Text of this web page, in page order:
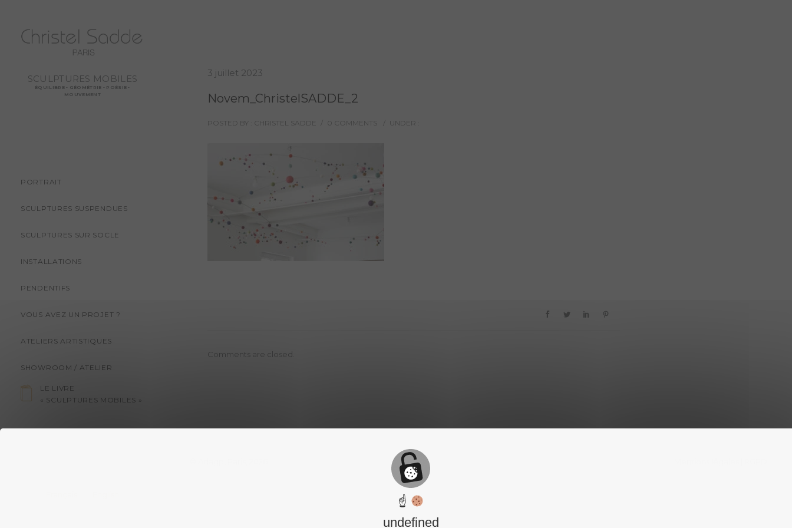
SCULPTURES MOBILES
ÉQUILIBRE - GÉOMÉTRIE - POÉSIE -
MOUVEMENT
PORTRAIT
SCULPTURES SUSPENDUES
SCULPTURES SUR SOCLE
INSTALLATIONS
PENDENTIFS
VOUS AVEZ UN PROJET ?
ATELIERS ARTISTIQUES
SHOWROOM / ATELIER
LE LIVRE
« SCULPTURES MOBILES »
3 juillet 2023
Novem_ChristelSADDE_2
POSTED BY : CHRISTEL SADDE 0 COMMENTS UNDER :
Comments are closed.
☝
undefined